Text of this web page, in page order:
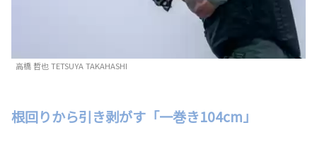
高橋 哲也 TETSUYA TAKAHASHI
根回りから引き剥がす「一巻き104cm」